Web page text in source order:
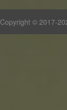
Copyright © 2017-